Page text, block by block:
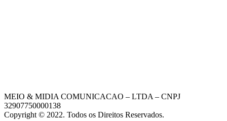
MEIO & MIDIA COMUNICACAO – LTDA – CNPJ
32907750000138
Copyright © 2022. Todos os Direitos Reservados.